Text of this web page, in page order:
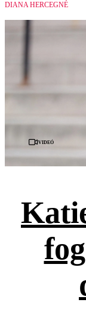
DIANA HERCEGNÉ
Videó